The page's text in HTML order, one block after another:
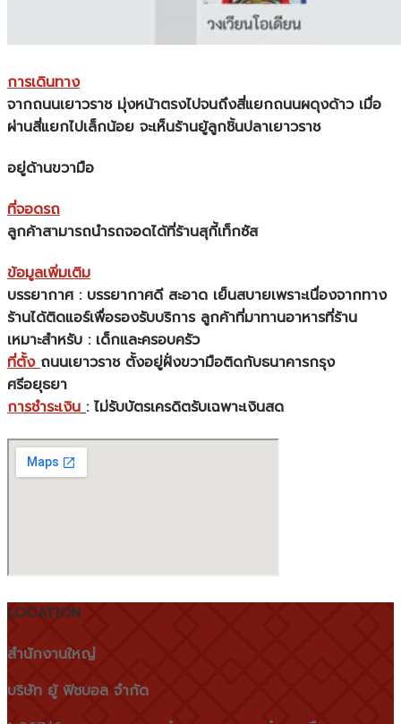
การเดินทาง
จากถนนเยาวราช มุ่งหน้าตรงไปจนถึงสี่แยกถนนผดุงด้าว เมื่อ
ผ่านสี่แยกไปเล็กน้อย จะเห็นร้านยู้ลูกชิ้นปลาเยาวราช
อยู่ด้านขวามือ
ที่จอดรถ
ลูกค้าสามารถนำรถจอดได้ที่ร้านสุกี้เท็กซัส
ข้อมูลเพิ่มเติม
บรรยากาศ : บรรยากาศดี สะอาด เย็นสบายเพราะเนื่องจากทาง
ร้านได้ติดแอร์เพื่อรองรับบริการ ลูกค้าที่มาทานอาหารที่ร้าน
เหมาะสำหรับ : เด็กและครอบครัว
ที่ตั้งถนนเยาวราช ตั้งอยู่ฝั่งขวามือติดกับธนาคารกรุง
ศรีอยุธยา
การชำระเงิน : ไม่รับบัตรเครดิตรับเฉพาะเงินสด
LOCATION
สำนักงานใหญ่
บริษัท ยู้ ฟิชบอล จำกัด